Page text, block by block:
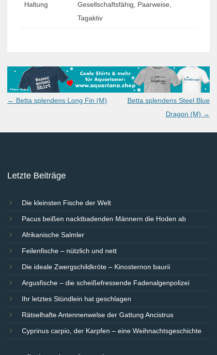
Haltung
Gesellschaftsfähig, Paarweise,
Tagaktiv
Post
← Betta splendens Long Fin (M)
Betta splendens Steel Blue
Dragon (M) →
Letzte Beiträge
Die kleinsten Fische der Welt
Pacus beißen nacktbadenden Männern die Hoden ab
Afrikanische Salmler
Feilenfische – nützlich und nett
Die ideale Zwergschildkröte – Kinosternon baurii
Argusfische – die scheißefressende Fadenalgenpolizei
Ihr letztes Stündlein hat geschlagen
Rätselhafte Antennenwelse der Gattung Ancistrus
Cyprinus carpio, der Karpfen – eine Weihnachtsgeschichte